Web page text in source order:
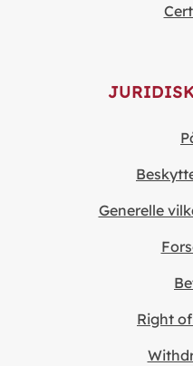
Generelle
Right